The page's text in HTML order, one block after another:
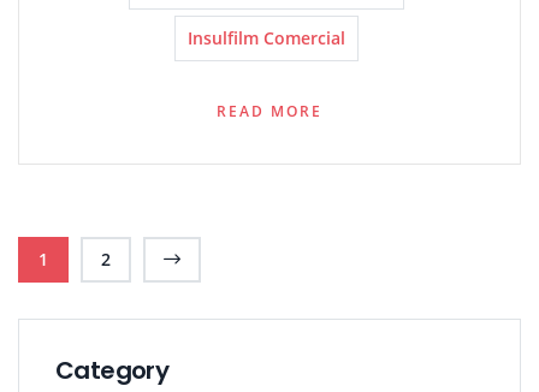
Insulfilm Comercial
READ MORE
1 2
Category